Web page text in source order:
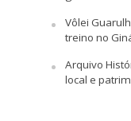
Vôlei
treino no
Arquivo
local e